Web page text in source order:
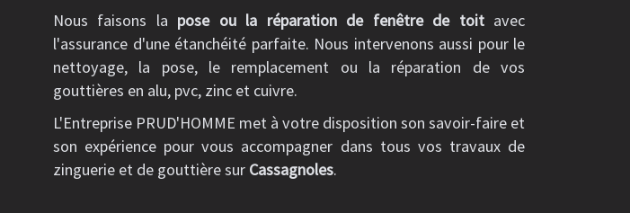
Nous faisons la pose ou la réparation de fenêtre de toitavec
l'assurance d'une étanchéité parfaite. Nous intervenons aussi pour le
nettoyage, la pose, le remplacement ou la réparation de vos
gouttières en alu, pvc, zinc et cuivre.
L'Entreprise PRUD'HOMME met à votre disposition son savoir-faire et
son expérience pour vous accompagner dans tous vos travaux de
zinguerie et de gouttière sur Cassagnoles.